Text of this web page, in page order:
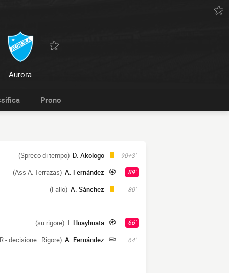
Aurora
Prono
90+3'
D. Akologo
(Spreco di tempo)
89'
A. Fernández
(Ass A. Terrazas)
80'
A. Sánchez
(Fallo)
66'
I. Huayhuata
(su rigore)
64'
A. Fernández
- decisione : Rigore)